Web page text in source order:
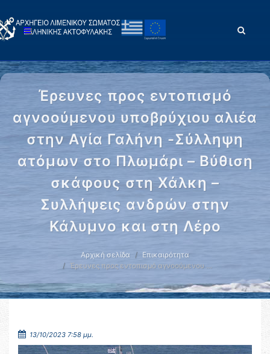
Έρευνες προς εντοπισμό
αγνοούμενου υποβρύχιου αλιέα
στην Αγία Γαλήνη -Σύλληψη
ατόμων στο Πλωμάρι – Βύθιση
σκάφους στη Χάλκη –
Συλλήψεις ανδρών στην
Κάλυμνο και στη Λέρο
Αρχική σελίδα
Επικαιρότητα
Έρευνες προς εντοπισμό αγνοούμενου …
13/10/2023 7:58 μμ.